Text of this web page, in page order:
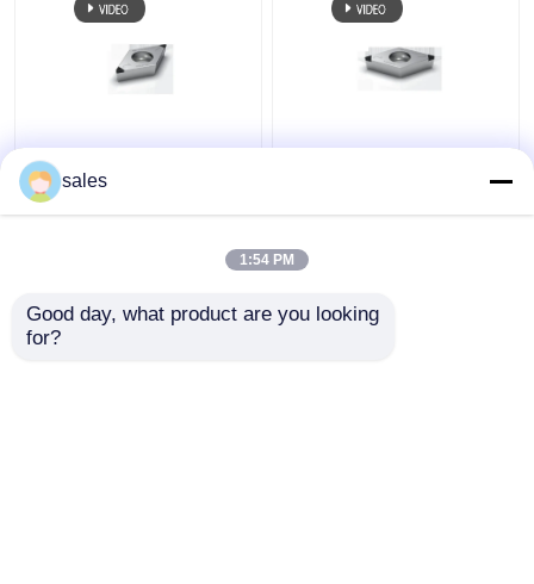
2N insertions de
carbure d'outils de
coupe des astuces
Insertion de rotation
de DCGW
sales
1:54 PM
Good day, what product are you looking
for?